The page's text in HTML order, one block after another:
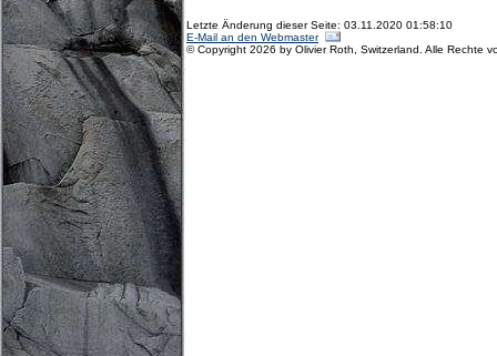
Letzte Änderung dieser Seite: 03.11.2020 01:58:10
E-Mail an den Webmaster
© Copyright 2026 by Olivier Roth, Switzerland. Alle Rechte